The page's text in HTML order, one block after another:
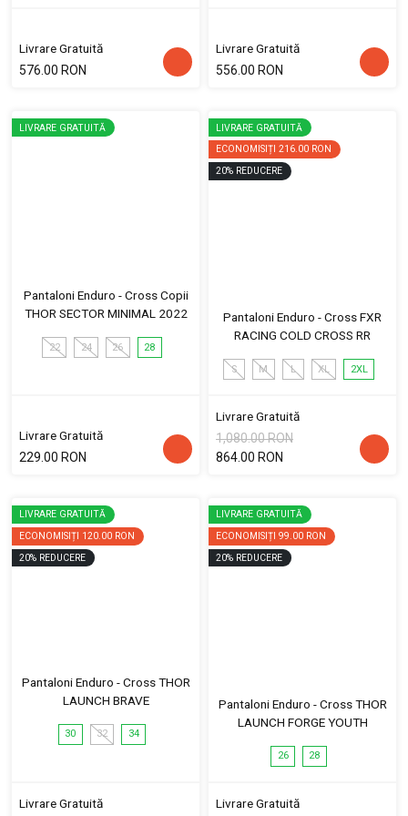
Livrare Gratuită
576.00 RON
Livrare Gratuită
556.00 RON
LIVRARE GRATUITĂ
Pantaloni Enduro - Cross Copii
THOR SECTOR MINIMAL 2022
22 24 26 28
Livrare Gratuită
229.00 RON
LIVRARE GRATUITĂ
ECONOMISIȚI 216.00 RON
20% REDUCERE
Pantaloni Enduro - Cross FXR
RACING COLD CROSS RR
S M L XL 2XL
Livrare Gratuită
1,080.00 RON
864.00 RON
LIVRARE GRATUITĂ
ECONOMISIȚI 120.00 RON
20% REDUCERE
Pantaloni Enduro - Cross THOR
LAUNCH BRAVE
30 32 34
Livrare Gratuită
LIVRARE GRATUITĂ
ECONOMISIȚI 99.00 RON
20% REDUCERE
Pantaloni Enduro - Cross THOR
LAUNCH FORGE YOUTH
26 28
Livrare Gratuită